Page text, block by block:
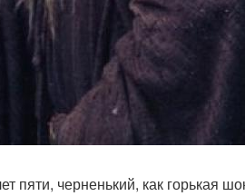
пяти, черненький, как горькая